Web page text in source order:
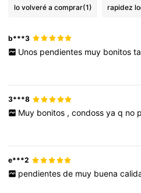
lo volveré a comprar(1) rapidez
b***3
Unos pendientes muy bonitos
3***8
Muy bonitos , condoss ya q no
e***2
pendientes de muy buena